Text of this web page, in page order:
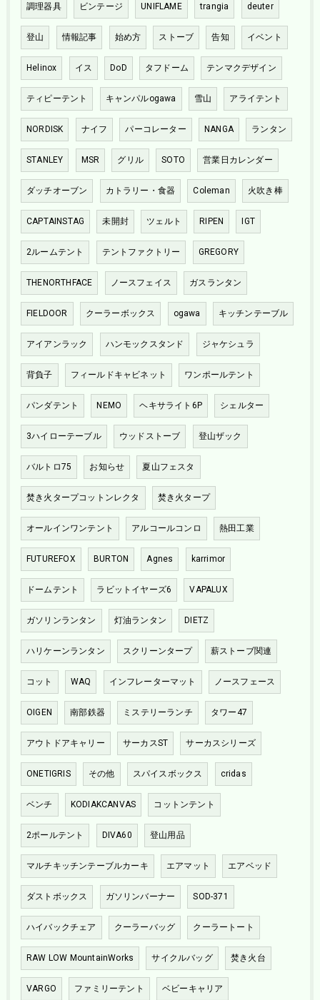
調理器具 ビンテージ UNIFLAME trangia deuter
登山 情報記事 始め方 ストーブ 告知 イベント
Helinox イス DoD タフドーム テンマクデザイン
ティピーテント キャンパルogawa 雪山 アライテント
NORDISK ナイフ パーコレーター NANGA ランタン
STANLEY MSR グリル SOTO 営業日カレンダー
ダッチオーブン カトラリー・食器 Coleman 火吹き棒
CAPTAINSTAG 未開封 ツェルト RIPEN IGT
2ルームテント テントファクトリー GREGORY
THENORTHFACE ノースフェイス ガスランタン
FIELDOOR クーラーボックス ogawa キッチンテーブル
アイアンラック ハンモックスタンド ジャケシュラ
背負子 フィールドキャビネット ワンポールテント
パンダテント NEMO ヘキサライト6P シェルター
3ハイローテーブル ウッドストーブ 登山ザック
バルトロ75 お知らせ 夏山フェスタ
焚き火タープコットンレクタ 焚き火タープ
オールインワンテント アルコールコンロ 熱田工業
FUTUREFOX BURTON Agnes karrimor
ドームテント ラビットイヤーズ6 VAPALUX
ガソリンランタン 灯油ランタン DIETZ
ハリケーンランタン スクリーンタープ 薪ストーブ関連
コット WAQ インフレーターマット ノースフェース
OIGEN 南部鉄器 ミステリーランチ タワー47
アウトドアキャリー サーカスST サーカスシリーズ
ONETIGRIS その他 スパイスボックス cridas
ベンチ KODIAKCANVAS コットンテント
2ポールテント DIVA60 登山用品
マルチキッチンテーブルカーキ エアマット エアベッド
ダストボックス ガソリンバーナー SOD-371
ハイバックチェア クーラーバッグ クーラートート
RAW LOW MountainWorks サイクルバッグ 焚き火台
VARGO ファミリーテント ベビーキャリア